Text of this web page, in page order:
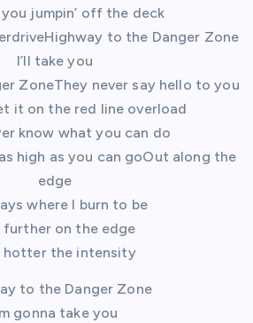
jumpin’ off the deck
to the Danger Zone
I’ll take you
ZoneThey never say hello to you
it on the red line overload
know what you can do
high as you can goOut along the
edge
where I burn to be
further on the edge
hotter the intensity
to the Danger Zone
gonna take you